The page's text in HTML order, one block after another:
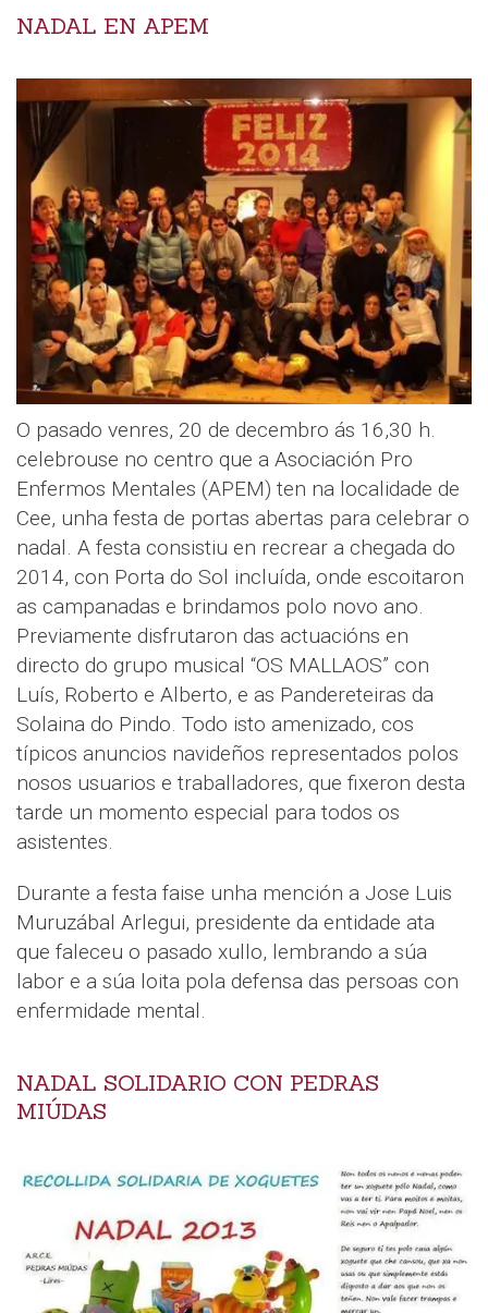
NADAL EN APEM
O pasado venres, 20 de decembro ás 16,30 h.
celebrouse no centro que a Asociación Pro
Enfermos Mentales (APEM) ten na localidade de
Cee, unha festa de portas abertas para celebrar o
nadal. A festa consistiu en recrear a chegada do
2014, con Porta do Sol incluída, onde escoitaron
as campanadas e brindamos polo novo ano.
Previamente disfrutaron das actuacións en
directo do grupo musical “OS MALLAOS” con
Luís, Roberto e Alberto, e as Pandereteiras da
Solaina do Pindo. Todo isto amenizado, cos
típicos anuncios navideños representados polos
nosos usuarios e traballadores, que fixeron desta
tarde un momento especial para todos os
asistentes.
Durante a festa faise unha mención a Jose Luis
Muruzábal Arlegui, presidente da entidade ata
que faleceu o pasado xullo, lembrando a súa
labor e a súa loita pola defensa das persoas con
enfermidade mental.
NADAL SOLIDARIO CON PEDRAS
MIÚDAS